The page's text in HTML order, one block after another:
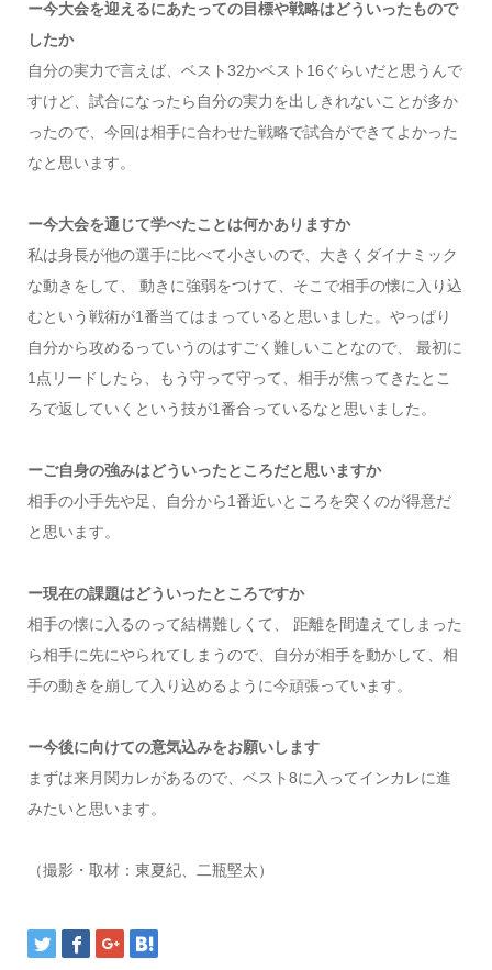
ー今大会を迎えるにあたっての目標や戦略はどういったもので
したか
自分の実力で言えば、ベスト32かベスト16ぐらいだと思うんで
すけど、試合になったら自分の実力を出しきれないことが多か
ったので、今回は相手に合わせた戦略で試合ができてよかった
なと思います。
ー今大会を通じて学べたことは何かありますか
私は身長が他の選手に比べて小さいので、大きくダイナミック
な動きをして、 動きに強弱をつけて、そこで相手の懐に入り込
むという戦術が1番当てはまっていると思いました。やっぱり
自分から攻めるっていうのはすごく難しいことなので、 最初に
1点リードしたら、もう守って守って、相手が焦ってきたとこ
ろで返していくという技が1番合っているなと思いました。
ーご自身の強みはどういったところだと思いますか
相手の小手先や足、自分から1番近いところを突くのが得意だ
と思います。
ー現在の課題はどういったところですか
相手の懐に入るのって結構難しくて、 距離を間違えてしまった
ら相手に先にやられてしまうので、自分が相手を動かして、相
手の動きを崩して入り込めるように今頑張っています。
ー今後に向けての意気込みをお願いします
まずは来月関カレがあるので、ベスト8に入ってインカレに進
みたいと思います。
（撮影・取材：東夏紀、二瓶堅太）